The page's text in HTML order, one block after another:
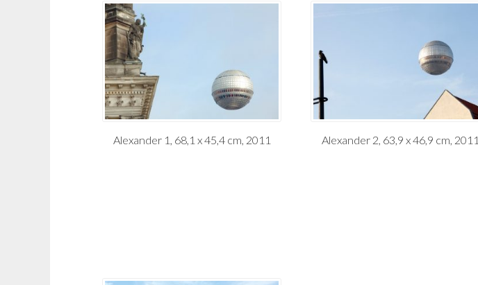
Alexander 1, 68,1 x 45,4 cm, 2011
Alexander 2, 63,9 x 46,9 cm, 2011